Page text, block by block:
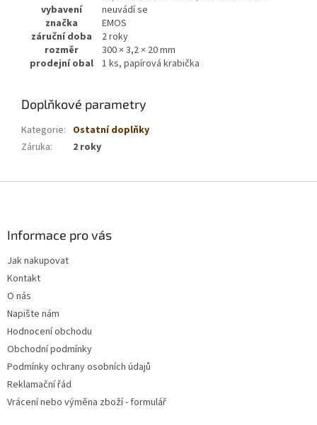
vybavení
neuvádí se
značka
EMOS
záruční doba
2 roky
rozměr
300 × 3,2 × 20 mm
prodejní obal 1 ks, papírová krabička
Doplňkové parametry
Kategorie: Ostatní doplňky
Záruka: 2 roky
Informace pro vás
Jak nakupovat
Kontakt
O nás
Napište nám
Hodnocení obchodu
Obchodní podmínky
Podmínky ochrany osobních údajů
Reklamační řád
Vrácení nebo výměna zboží - formulář